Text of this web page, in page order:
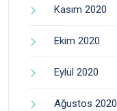
Kasım 2020
Ekim 2020
Eylül 2020
Ağustos 2020